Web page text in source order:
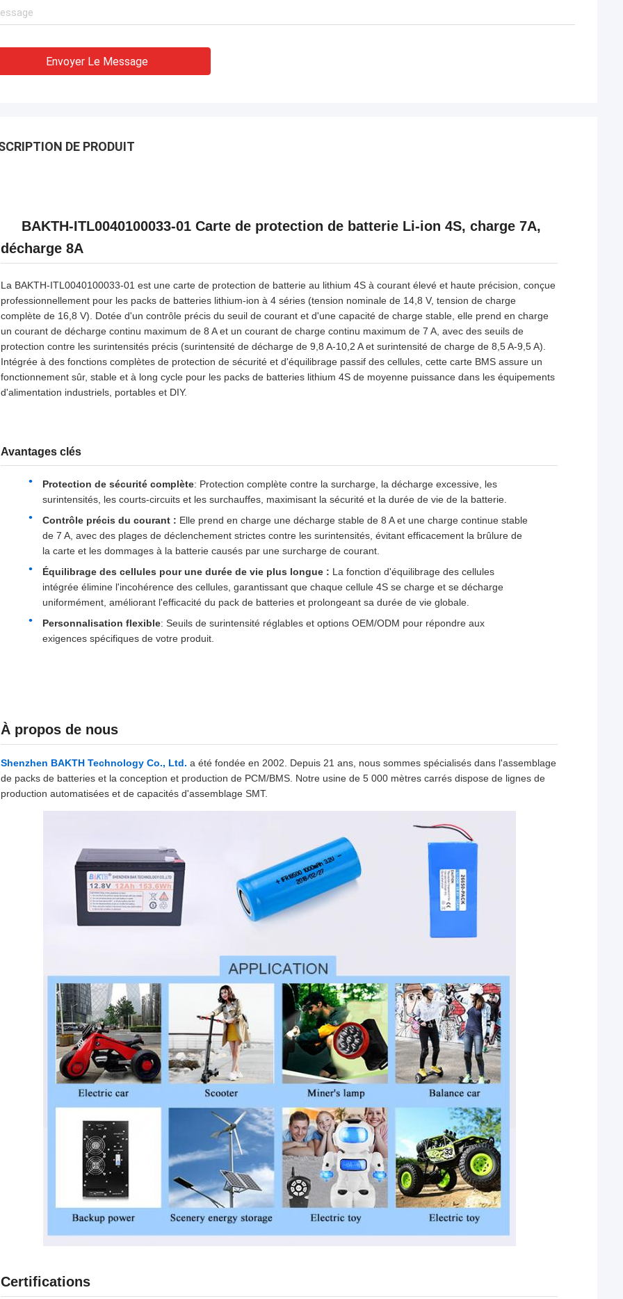
Envoyer Le Message
DE PRODUIT
BAKTH-ITL0040100033-01 Carte de protection de batterie Li-ion 4S, charge 7A,
décharge 8A
La BAKTH-ITL0040100033-01 est une carte de protection de batterie au lithium 4S à courant élevé et haute précision, conçue
professionnellement pour les packs de batteries lithium-ion à 4 séries (tension nominale de 14,8 V, tension de charge
complète de 16,8 V). Dotée d'un contrôle précis du seuil de courant et d'une capacité de charge stable, elle prend en charge
un courant de décharge continu maximum de 8 A et un courant de charge continu maximum de 7 A, avec des seuils de
protection contre les surintensités précis (surintensité de décharge de 9,8 A-10,2 A et surintensité de charge de 8,5 A-9,5 A).
Intégrée à des fonctions complètes de protection de sécurité et d'équilibrage passif des cellules, cette carte BMS assure un
fonctionnement sûr, stable et à long cycle pour les packs de batteries lithium 4S de moyenne puissance dans les équipements
d'alimentation industriels, portables et DIY.
Avantages clés
Protection de sécurité complète: Protection complète contre la surcharge, la décharge excessive, les
surintensités, les courts-circuits et les surchauffes, maximisant la sécurité et la durée de vie de la batterie.
Contrôle précis du courant : Elle prend en charge une décharge stable de 8 A et une charge continue stable
de 7 A, avec des plages de déclenchement strictes contre les surintensités, évitant efficacement la brûlure de
la carte et les dommages à la batterie causés par une surcharge de courant.
Équilibrage des cellules pour une durée de vie plus longue : La fonction d'équilibrage des cellules
intégrée élimine l'incohérence des cellules, garantissant que chaque cellule 4S se charge et se décharge
uniformément, améliorant l'efficacité du pack de batteries et prolongeant sa durée de vie globale.
Personnalisation flexible: Seuils de surintensité réglables et options OEM/ODM pour répondre aux
exigences spécifiques de votre produit.
À propos de nous
Shenzhen BAKTH Technology Co., Ltd. a été fondée en 2002. Depuis 21 ans, nous sommes spécialisés dans l'assemblage
de packs de batteries et la conception et production de PCM/BMS. Notre usine de 5 000 mètres carrés dispose de lignes de
production automatisées et de capacités d'assemblage SMT.
Certifications